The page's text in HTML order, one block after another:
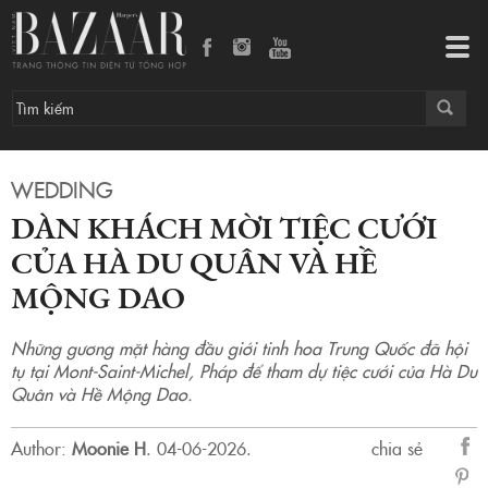
WEDDING
DÀN KHÁCH MỜI TIỆC CƯỚI
CỦA HÀ DU QUÂN VÀ HỀ
MỘNG DAO
Những gương mặt hàng đầu giới tinh hoa Trung Quốc đã hội
tụ tại Mont-Saint-Michel, Pháp để tham dự tiệc cưới của Hà Du
Quân và Hề Mộng Dao.
Author: Moonie H. 04-06-2026.
chia sẻ
sẻ